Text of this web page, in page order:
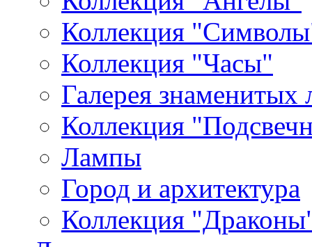
Коллекция
Коллекция "Часы"
Галерея знаменитых
Коллекция
Лампы
Город и архитектура
Коллекция